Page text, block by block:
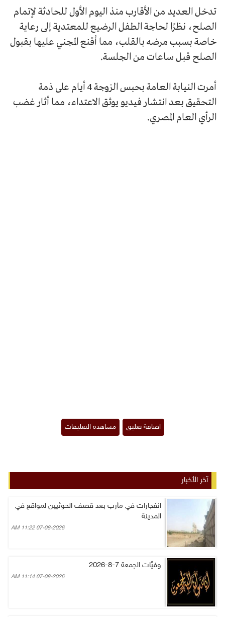
تدخل العديد من الأقارب منذ اليوم الأول للحادثة لإتمام
الصلح، نظرًا لحاجة الطفل الرضيع للمعتدية إلى رعاية
خاصة بسبب مرضه بالقلب، مما أقنع المجني عليها بقبول
الصلح قبل ساعات من الجلسة.
أمرت النيابة العامة بحبس الزوجة 4 أيام على ذمة
التحقيق بعد انتشار فيديو يوثق الاعتداء، مما أثار غضب
الرأي العام المصري.
آخر الأخبار
انفجارات في مأرب بعد قصف الحوثيين لمواقع في
المدينة
07-08-2026 11:22 AM
وفيَّات الجمعة 7-8-2026
07-08-2026 11:14 AM